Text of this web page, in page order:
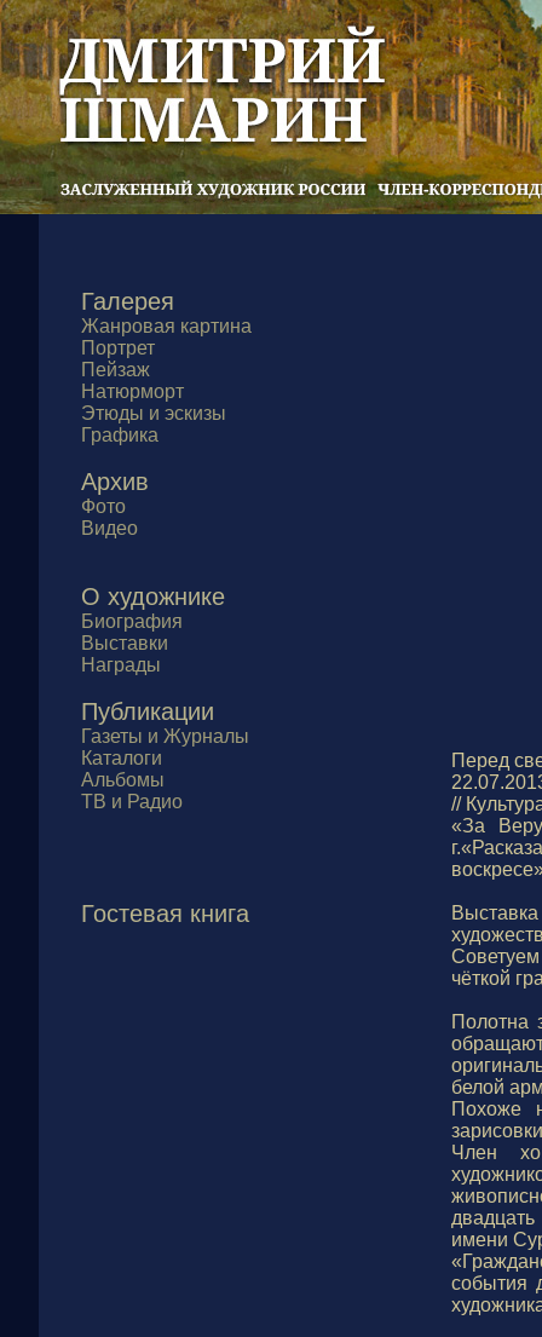
Галерея
Жанровая картина
Портрет
Пейзаж
Натюрморт
Этюды и эскизы
Графика
Архив
Фото
Видео
О художнике
Биография
Выставки
Награды
Публикации
Газеты и Журналы
Каталоги
Альбомы
ТВ и Радио
Гостевая книга
Перед
//
«За
чёткой
Полотна
белой
Похоже
Член
имени
события